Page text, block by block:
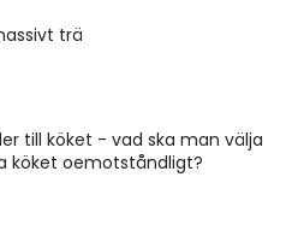
trä
till köket - vad ska man välja
köket oemotståndligt?